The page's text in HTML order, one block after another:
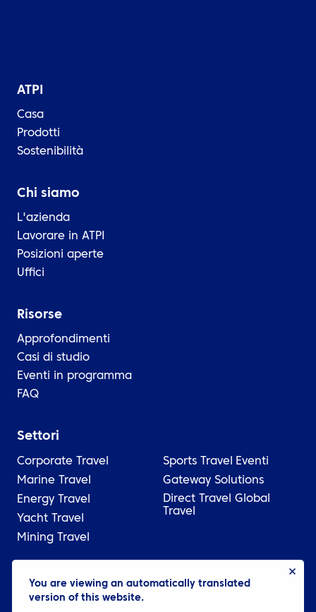
You are viewing an automatically translated
version of this website.
ATPI
Casa
Prodotti
Sostenibilità
Chi siamo
L'azienda
Lavorare in ATPI
Posizioni aperte
Uffici
Risorse
Approfondimenti
Casi di studio
Eventi in programma
FAQ
Settori
Corporate Travel
Marine Travel
Energy Travel
Yacht Travel
Mining Travel
Sports Travel
Eventi
Gateway Solutions
Direct Travel Global
Travel
© 2026 ATPI
Legale
Informativa sulla privacy